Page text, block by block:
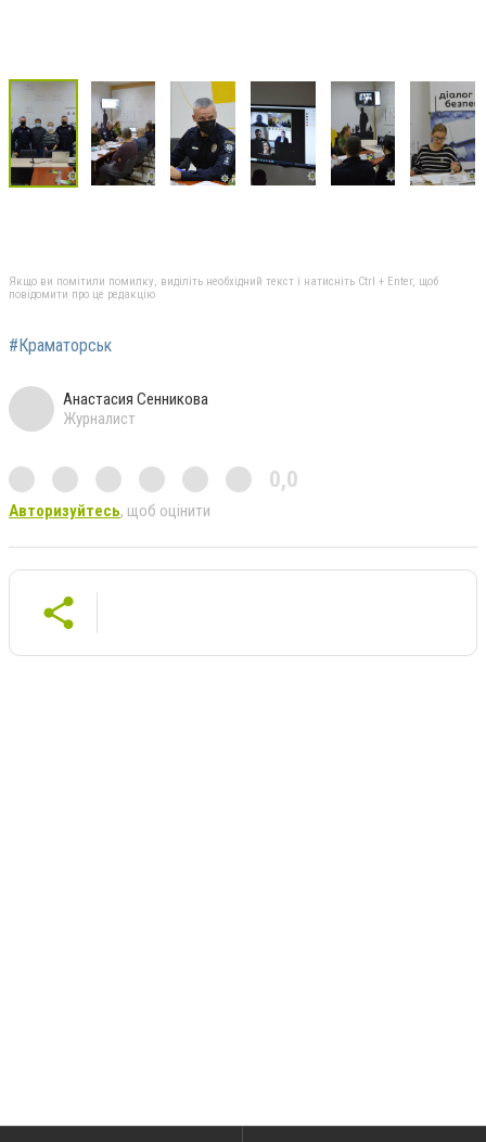
Якщо ви помітили помилку, виділіть необхідний текст і натисніть Ctrl + Enter, щоб
повідомити про це редакцію
#Краматорськ
Анастасия Сенникова
Журналист
0,0
Авторизуйтесь, щоб оцінити